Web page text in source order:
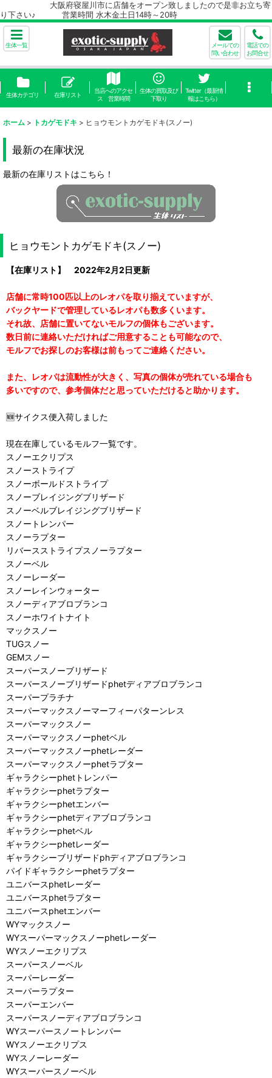
大阪府寝屋川市に店舗をオープン致しましたので是非お立ち寄
り下さい♪ 営業時間 水木金土日14時～20時
生体一覧
メールでの
問い合わせ
電話での
お問合せ
生体カテゴリ 在庫リスト
当店へのアクセ
ス 営業時間
生体の買取及び
下取り
Twitter（最新情
報はこちら）
ホーム > トカゲモドキ > ヒョウモントカゲモドキ(スノー)
最新の在庫状況
最新の在庫リストはこちら！
ヒョウモントカゲモドキ(スノー)
【在庫リスト】 2022年2月2日更新
店舗に常時100匹以上のレオパを取り揃えていますが、
バックヤードで管理しているレオパも数多くいます。
それ故、店舗に置いてないモルフの個体もございます。
数日前に連絡いただければご用意することも可能なので、
モルフでお探しのお客様は前もってご連絡ください。
また、レオパは流動性が大きく、写真の個体が売れている場合も
多いですので、参考個体だと思っていただけると助かります。
🆕サイクス便入荷しました
現在在庫しているモルフ一覧です。
スノーエクリプス
スノーストライプ
スノーボールドストライプ
スノーブレイジングブリザード
スノーベルブレイジングブリザード
スノートレンパー
スノーラプター
リバースストライプスノーラプター
スノーベル
スノーレーダー
スノーレインウォーター
スノーディアブロブランコ
スノーホワイトナイト
マックスノー
TUGスノー
GEMスノー
スーパースノーブリザード
スーパースノーブリザードphetディアブロブランコ
スーパープラチナ
スーパーマックスノーマーフィーパターンレス
スーパーマックスノー
スーパーマックスノーphetベル
スーパーマックスノーphetレーダー
スーパーマックスノーphetラプター
ギャラクシーphetトレンパー
ギャラクシーphetラプター
ギャラクシーphetエンバー
ギャラクシーphetディアブロブランコ
ギャラクシーphetベル
ギャラクシーphetレーダー
ギャラクシーブリザードphディアブロブランコ
パイドギャラクシーphetラプター
ユニバースphetレーダー
ユニバースphetラプター
ユニバースphetエンバー
WYマックスノー
WYスーパーマックスノーphetレーダー
WYスノーエクリプス
スーパースノーベル
スーパーレーダー
スーパーラプター
スーパーエンバー
スーパースノーディアブロブランコ
WYスーパースノートレンパー
WYスノーエクリプス
WYスノーレーダー
WYスーパースノーベル